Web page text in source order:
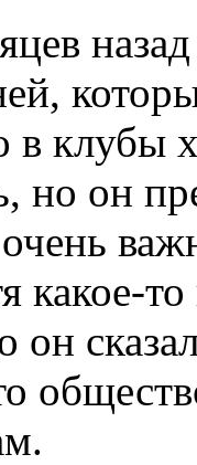
в клубы
но он
какое-
он